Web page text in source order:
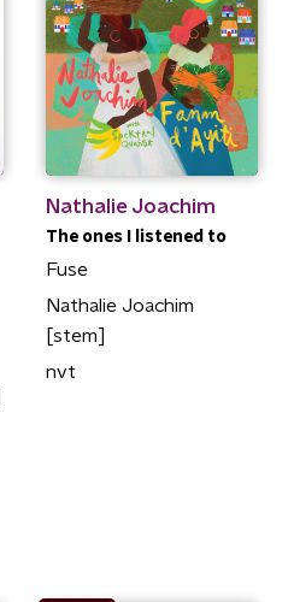
Nathalie Joachim
The ones I listened to
Fuse
Nathalie Joachim
[stem]
nvt